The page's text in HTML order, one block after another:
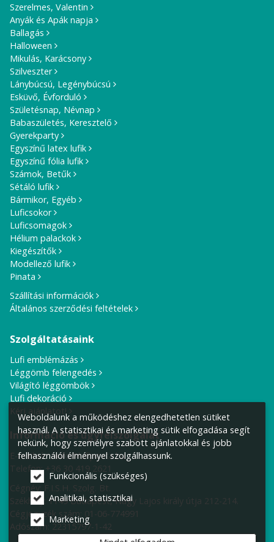
Szerelmes, Valentin
Anyák és Apák napja
Ballagás
Halloween
Mikulás, Karácsony
Szilveszter
Lánybúcsú, Legénybúcsú
Esküvő, Évforduló
Születésnap, Névnap
Babaszületés, Keresztelő
Gyerekparty
Egyszínű latex lufik
Egyszínű fólia lufik
Számok, Betűk
Sétáló lufik
Bármikor, Egyéb
Luficsokor
Luficsomagok
Hélium palackok
Kiegészítők
Modellező lufik
Pinata
Szállítási információk
Általános szerződési feltételek
Szolgáltatásaink
Lufi emblémázás
Léggömb felengedés
Világító léggömbök
Lufi dekoráció
Kérj ajánlatot!
Információ és ügyfélszolgálat
E-mail cím:info@lufiposta.hu
Telefon:+36 30 419 2621
Cégnév: F.I.S.H. Szolg. Bt.
Székhely: 1149 Budapest, Nagy Lajos király útja 212-214.
Cégjegyzék szám: 01-06-774991
Adószám: 22315797-1-42
Weboldalunk a működéshez elengedhetetlen sütiket
használ. A statisztikai és marketing sütik elfogadása segít
nekünk, hogy személyre szabott ajánlatokkal és jobb
felhasználói élménnyel szolgálhassunk.
Funkcionális (szükséges)
Analitikai, statisztikai
Marketing